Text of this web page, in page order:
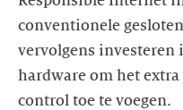
conventionele
vervolgens investeren
hardware om het